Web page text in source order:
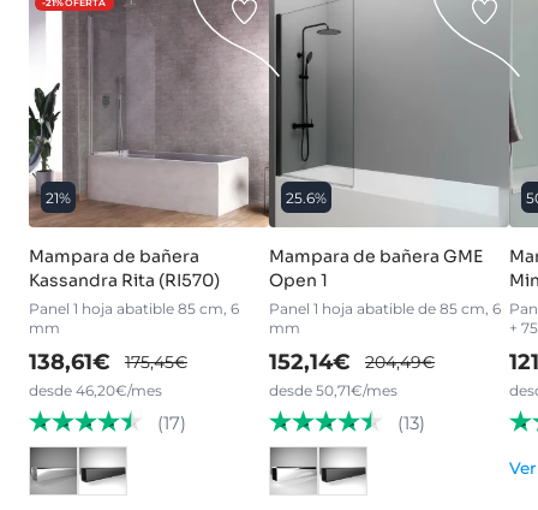
-21%OFERTA
21%
Mampara de bañera
Kassandra Rita (RI570)
Panel 1 hoja abatible 85 cm, 6
mm
138,61€ 175,45€
desde 46,20€/mes
(17)
25.6%
Mampara de bañera GME
Open 1
Panel 1 hoja abatible de 85 cm, 6
mm
152,14€ 204,49€
desde 50,71€/mes
(13)
+